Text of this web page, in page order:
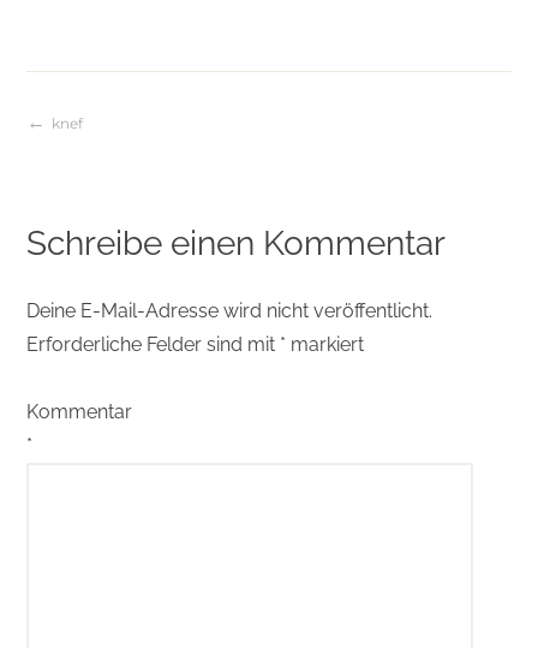
Beitragsnavigation
knef
Schreibe einen Kommentar
Deine E-Mail-Adresse wird nicht veröffentlicht.
Erforderliche Felder sind mit * markiert
Kommentar
*